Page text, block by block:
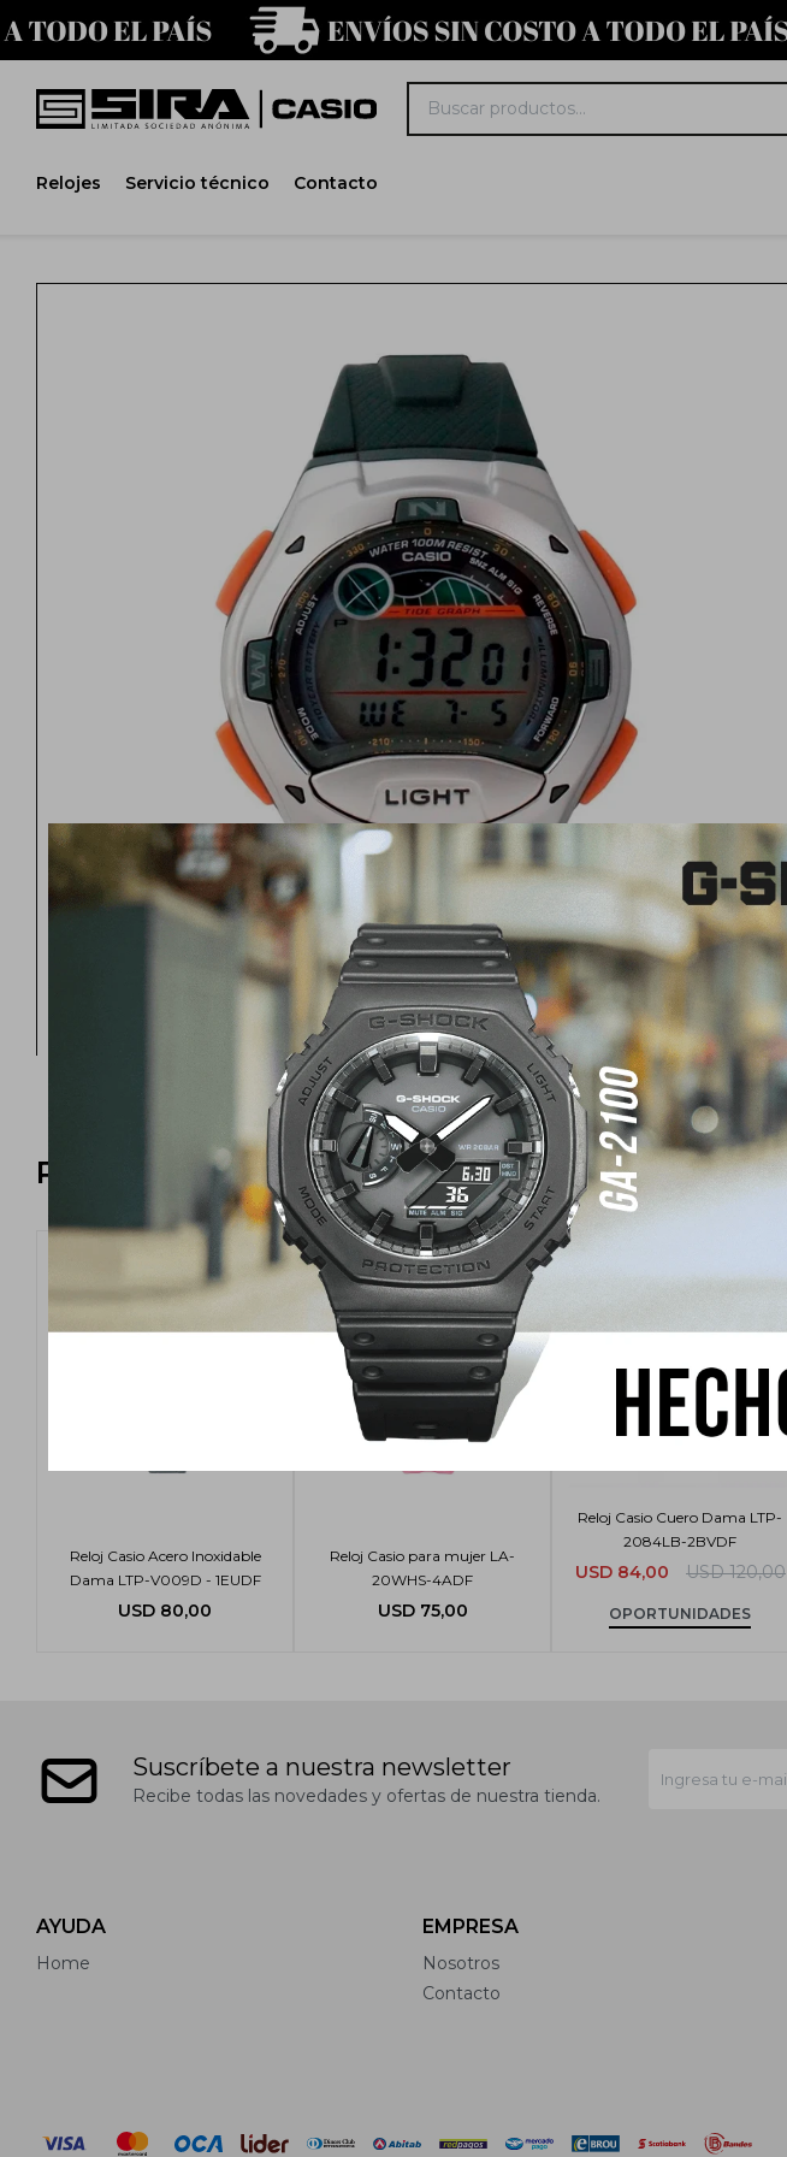
Relojes Servicio técnico Contacto
Productos que te pueden interesar
Reloj Casio Acero Inoxidable
Dama LTP-V009D - 1EUDF
USD 80,00
Reloj Casio para mujer LA-
20WHS-4ADF
USD 75,00
Reloj Casio Cuero Dama LTP-
2084LB-2BVDF
USD 84,00 USD 120,00
OPORTUNIDADES
Suscríbete a nuestra newsletter
Recibe todas las novedades y ofertas de nuestra tienda.
AYUDA
Home
EMPRESA
Nosotros
Contacto